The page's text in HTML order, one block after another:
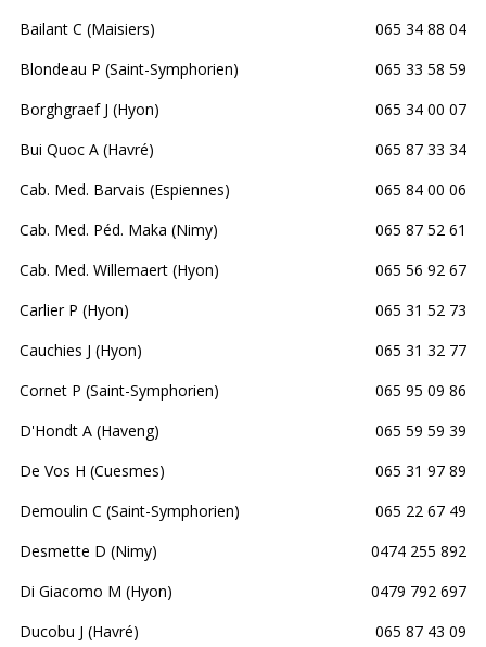
Bailant C (Maisiers)
065 34 88 04
Blondeau P (Saint-Symphorien)
065 33 58 59
Borghgraef J (Hyon)
065 34 00 07
Bui Quoc A (Havré)
065 87 33 34
Cab. Med. Barvais (Espiennes)
065 84 00 06
Cab. Med. Péd. Maka (Nimy)
065 87 52 61
Cab. Med. Willemaert (Hyon)
065 56 92 67
Carlier P (Hyon)
065 31 52 73
Cauchies J (Hyon)
065 31 32 77
Cornet P (Saint-Symphorien)
065 95 09 86
D'Hondt A (Haveng)
065 59 59 39
De Vos H (Cuesmes)
065 31 97 89
Demoulin C (Saint-Symphorien)
065 22 67 49
Desmette D (Nimy)
0474 255 892
Di Giacomo M (Hyon)
0479 792 697
Ducobu J (Havré)
065 87 43 09